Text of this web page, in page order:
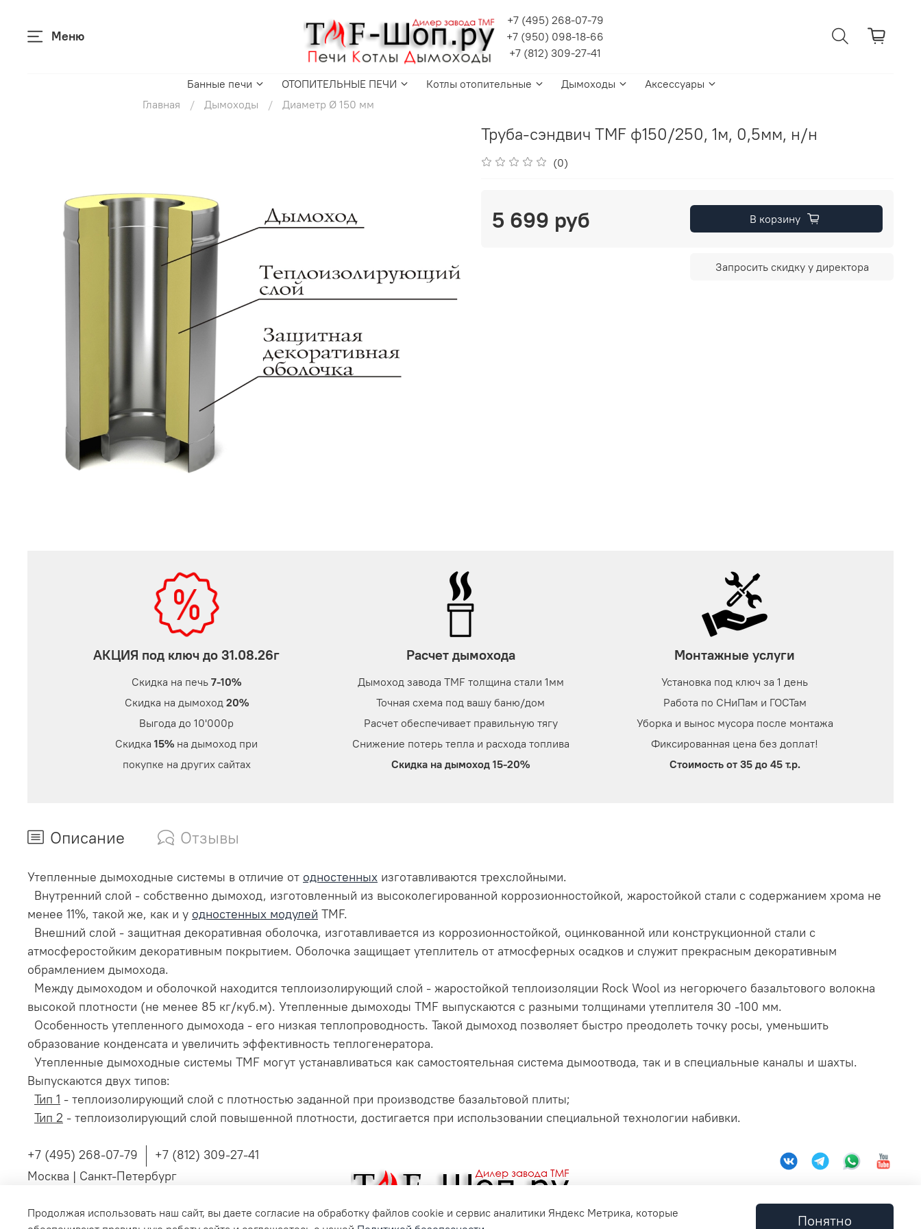
Меню
+7 (495) 268-07-79
+7 (950) 098-18-66
+7 (812) 309-27-41
Банные печи ОТОПИТЕЛЬНЫЕ ПЕЧИ Котлы отопительные Дымоходы
Аксессуары
Главная
Дымоходы Диаметр Ø 150 мм
Труба-сэндвич TMF ф150/250, 1м, 0,5мм, н/н
(0)
5 699 руб В корзину
Запросить скидку у директора
АКЦИЯ под ключ до 31.08.26г
Скидка на печь 7-10%
Скидка на дымоход 20%
Выгода до 10'000р
Скидка 15% на дымоход при
покупке на других сайтах
Расчет дымохода
Дымоход завода TMF толщина стали 1мм
Точная схема под вашу баню/дом
Расчет обеспечивает правильную тягу
Снижение потерь тепла и расхода топлива
Скидка на дымоход 15-20%
Монтажные услуги
Установка под ключ за 1 день
Работа по СНиПам и ГОСТам
Уборка и вынос мусора после монтажа
Фиксированная цена без доплат!
Стоимость от 35 до 45 т.р.
Описание Отзывы
Утепленные дымоходные системы в отличие от одностенных изготавливаются трехслойными.
Внутренний слой - собственно дымоход, изготовленный из высоколегированной коррозионностойкой, жаростойкой стали с содержанием хрома не
менее 11%, такой же, как и у одностенных модулей TMF.
Внешний слой - защитная декоративная оболочка, изготавливается из коррозионностойкой, оцинкованной или конструкционной стали с
атмосферостойким декоративным покрытием. Оболочка защищает утеплитель от атмосферных осадков и служит прекрасным декоративным
обрамлением дымохода.
Между дымоходом и оболочкой находится теплоизолирующий слой - жаростойкой теплоизоляции Rock Wool из негорючего базальтового волокна
высокой плотности (не менее 85 кг/куб.м). Утепленные дымоходы TMF выпускаются с разными толщинами утеплителя 30 -100 мм.
Особенность утепленного дымохода - его низкая теплопроводность. Такой дымоход позволяет быстро преодолеть точку росы, уменьшить
образование конденсата и увеличить эффективность теплогенератора.
Утепленные дымоходные системы TMF могут устанавливаться как самостоятельная система дымоотвода, так и в специальные каналы и шахты.
Выпускаются двух типов:
Тип 1 - теплоизолирующий слой с плотностью заданной при производстве базальтовой плиты;
Тип 2 - теплоизолирующий слой повышенной плотности, достигается при использовании специальной технологии набивки.
+7 (495) 268-07-79
+7 (812) 309-27-41
Москва | Санкт-Петербург
Продолжая использовать наш сайт, вы даете согласие на обработку файлов cookie и сервис аналитики Яндекс Метрика, которые
Понятно